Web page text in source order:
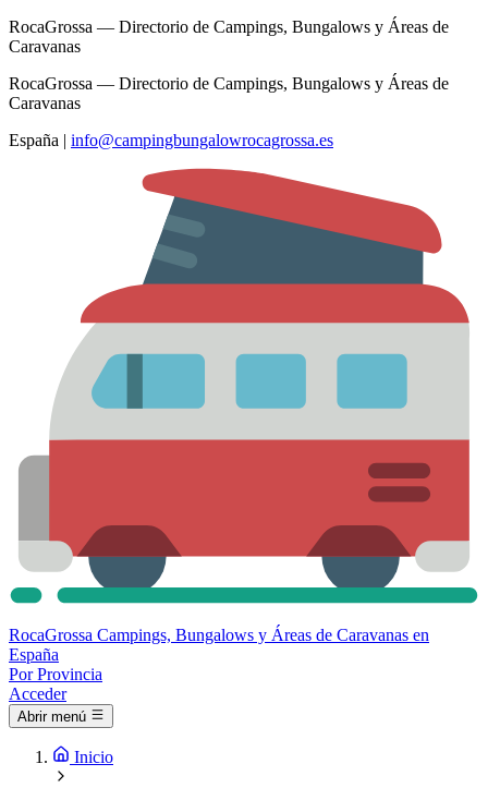
RocaGrossa — Directorio de Campings, Bungalows y Áreas de
Caravanas
RocaGrossa — Directorio de Campings, Bungalows y Áreas de
Caravanas
España | info@campingbungalowrocagrossa.es
RocaGrossa Campings, Bungalows y Áreas de Caravanas en
España
Por Provincia
Acceder
Abrir menú
Inicio